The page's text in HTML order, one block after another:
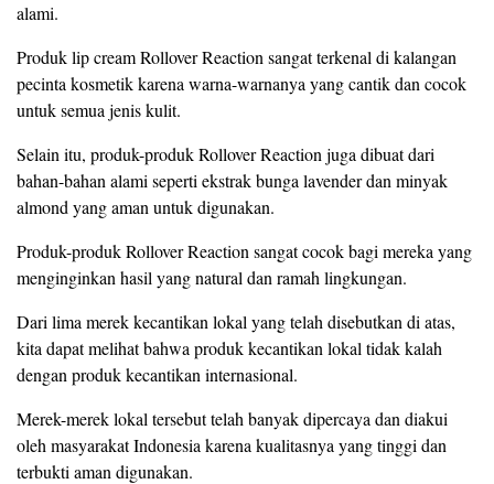
alami.
Produk lip cream Rollover Reaction sangat terkenal di kalangan
pecinta kosmetik karena warna-warnanya yang cantik dan cocok
untuk semua jenis kulit.
Selain itu, produk-produk Rollover Reaction juga dibuat dari
bahan-bahan alami seperti ekstrak bunga lavender dan minyak
almond yang aman untuk digunakan.
Produk-produk Rollover Reaction sangat cocok bagi mereka yang
menginginkan hasil yang natural dan ramah lingkungan.
Dari lima merek kecantikan lokal yang telah disebutkan di atas,
kita dapat melihat bahwa produk kecantikan lokal tidak kalah
dengan produk kecantikan internasional.
Merek-merek lokal tersebut telah banyak dipercaya dan diakui
oleh masyarakat Indonesia karena kualitasnya yang tinggi dan
terbukti aman digunakan.